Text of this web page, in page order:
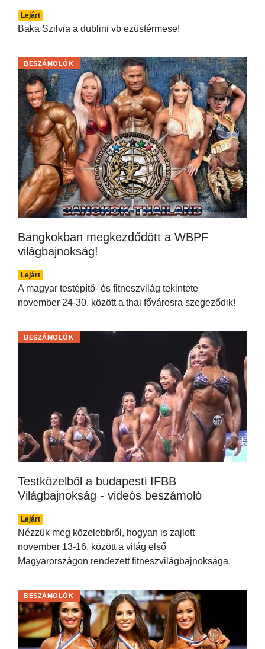
Lejárt
Baka Szilvia a dublini vb ezüstérmese!
Bangkokban megkezdődött a WBPF
világbajnokság!
Lejárt
BESZÁMOLÓK
A magyar testépítő- és fitneszvilág tekintete
november 24-30. között a thai fővárosra szegeződik!
Testközelből a budapesti IFBB
Világbajnokság - videós beszámoló
Lejárt
BESZÁMOLÓK
Nézzük meg közelebbről, hogyan is zajlott
november 13-16. között a világ első
Magyarországon rendezett fitneszvilágbajnoksága.
BESZÁMOLÓK